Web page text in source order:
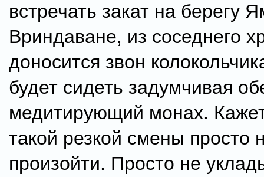
встречать закат на берегу
Вриндаване, из соседнего
доносится звон
будет сидеть задумчивая
медитирующий монах.
такой резкой смены просто
произойти. Просто не